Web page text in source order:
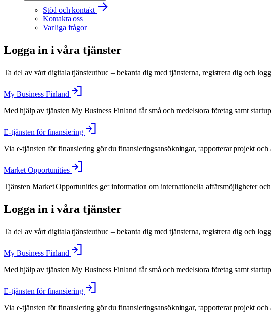
Stöd och kontakt
Kontakta oss
Vanliga frågor
Logga in i våra tjänster
Ta del av vårt digitala tjänsteutbud – bekanta dig med tjänsterna, registrera dig och
My Business Finland
Med hjälp av tjänsten My Business Finland får små och medelstora företag samt
E-tjänsten för finansiering
Via e-tjänsten för finansiering gör du finansieringsansökningar, rapporterar projekt och
Market Opportunities
Tjänsten Market Opportunities ger information om internationella affärsmöjligheter
Logga in i våra tjänster
Ta del av vårt digitala tjänsteutbud – bekanta dig med tjänsterna, registrera dig och
My Business Finland
Med hjälp av tjänsten My Business Finland får små och medelstora företag samt
E-tjänsten för finansiering
Via e-tjänsten för finansiering gör du finansieringsansökningar, rapporterar projekt och